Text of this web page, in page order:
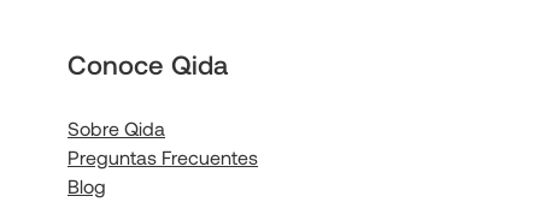
Conoce Qida
Sobre Qida
Preguntas Frecuentes
Blog